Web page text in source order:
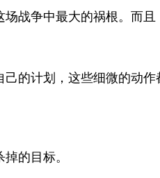
战争中最大的祸根。而且
的计划，这些细微的动
的目标。